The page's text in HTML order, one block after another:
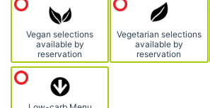
Vegan selections
available by
reservation
Vegetarian selections
available by
reservation